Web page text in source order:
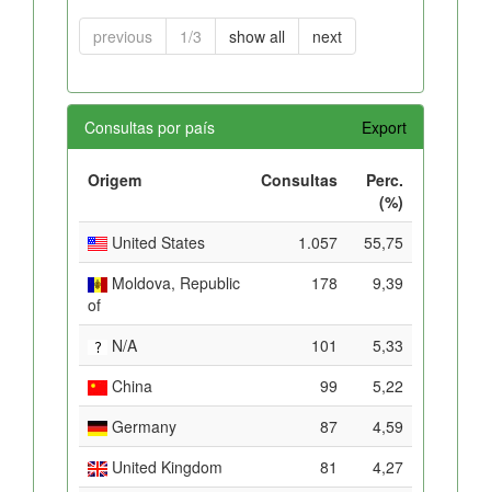
previous 1/3 show all next
Consultas por país Export
Origem Consultas
Perc.
(%)
United States
1.057
55,75
Moldova, Republic
of
178 9,39
N/A 101
5,33
China
99
5,22
Germany
87
4,59
United Kingdom
81
4,27